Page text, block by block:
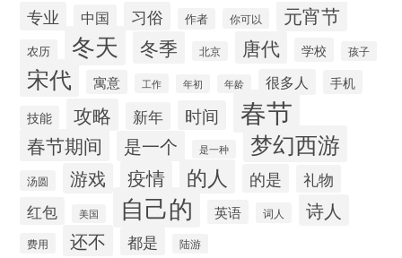
专业 中国 习俗 作者 你可以 元宵节
农历 冬天 冬季 北京 唐代 学校 孩子
宋代 寓意 工作 年初 年龄 很多人 手机
技能 攻略 新年 时间 春节
春节期间 是一个 是一种 梦幻西游
汤圆 游戏 疫情 的人 的是
礼物
红包
美国 自己的 英语 词人 诗人
费用 还不 都是 陆游